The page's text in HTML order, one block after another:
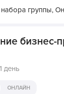
группы,
бизнес-
1 день
ОНЛАЙН